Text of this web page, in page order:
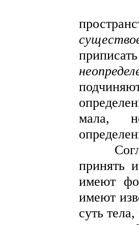
мала,
принять
имеют
имеют
суть